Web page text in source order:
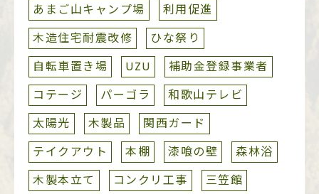
あまご山キャンプ場
利用促進
木造住宅耐震改修
ひな祭り
自転車置き場
UZU
補助金登録事業者
コテージ
パーゴラ
和歌山テレビ
太陽光
木製品
関西ガード
テイクアウト
本棚 漆喰の壁
森林浴
木製本立て
コンクリ工事
三笠館